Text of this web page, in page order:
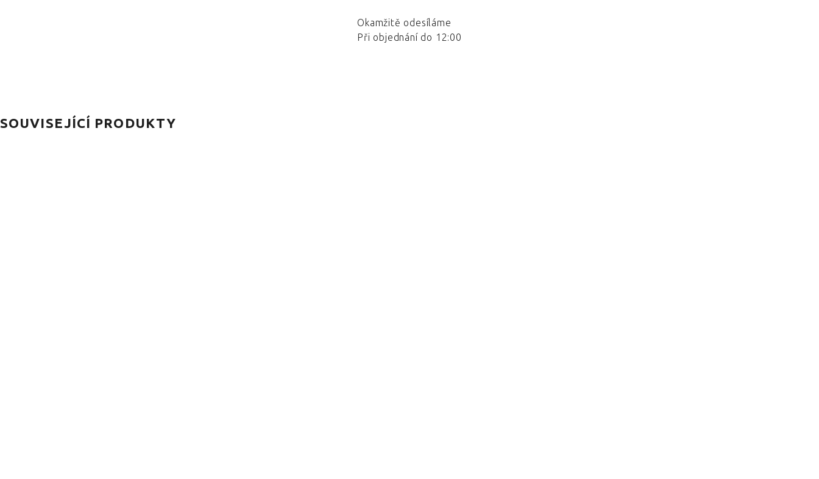
Okamžitě odesíláme
Při objednání do 12:00
SOUVISEJÍCÍ PRODUKTY